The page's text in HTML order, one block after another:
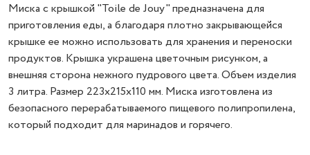
Миска с крышкой "Toile de Jouy" предназначена для
приготовления еды, а благодаря плотно закрывающейся
крышке ее можно использовать для хранения и переноски
продуктов. Крышка украшена цветочным рисунком, а
внешняя сторона нежного пудрового цвета. Объем изделия
3 литра. Размер 223х215х110 мм. Миска изготовлена из
безопасного перерабатываемого пищевого полипропилена,
который подходит для маринадов и горячего.